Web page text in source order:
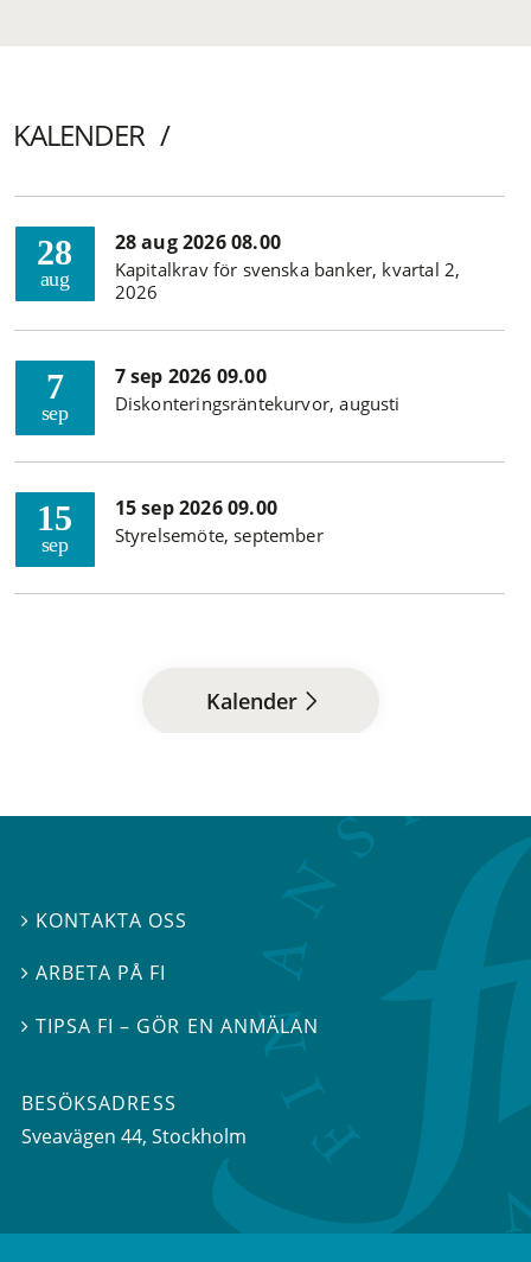
KALENDER
28
aug
28 aug 2026 08.00
Kapitalkrav för svenska banker, kvartal 2,
2026
7
sep
7 sep 2026 09.00
Diskonteringsräntekurvor, augusti
15
sep
15 sep 2026 09.00
Styrelsemöte, september
Kalender
 KONTAKTA OSS
ARBETA PÅ FI
TIPSA FI – GÖR EN ANMÄLAN
BESÖKSADRESS
Sveavägen 44, Stockholm